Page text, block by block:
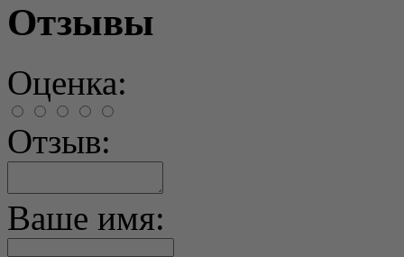
Отзывы
Оценка:
Отзыв:
Ваше имя: